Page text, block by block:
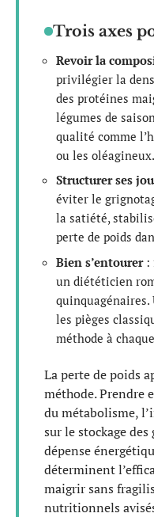
Trois axes
Revoir la
privilégier la
des protéines
légumes de
qualité comme
ou les oléagineux.
Structurer ses
éviter le
la satiété,
perte de poids
Bien s’entourer:
un diététicien
les pièges
méthode à
La perte de poids
méthode. Prendre
du métabolisme,
sur le stockage
dépense
déterminent
maigrir sans
nutritionnels